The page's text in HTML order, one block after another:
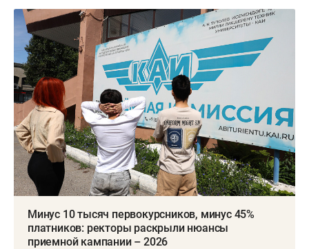
Минус 10 тысяч первокурсников, минус 45%
платников: ректоры раскрыли нюансы
приемной кампании – 2026